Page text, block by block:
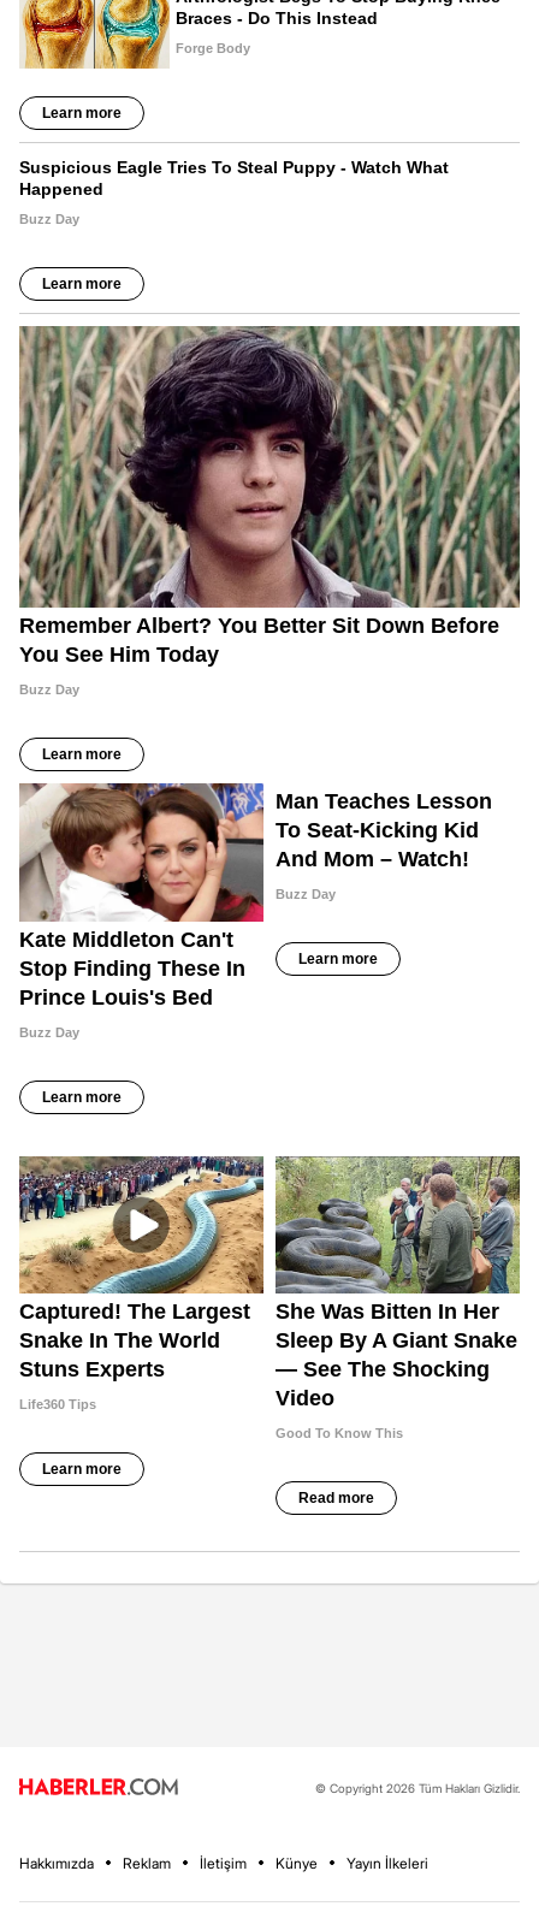
© Copyright 2026 Tüm Hakları Gizlidir.
Hakkımızda Reklam İletişim Künye Yayın İlkeleri